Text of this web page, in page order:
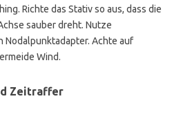
Richte das Stativ so aus, dass die
sauber dreht. Nutze
Nodalpunktadapter. Achte auf
Wind.
Zeitraffer